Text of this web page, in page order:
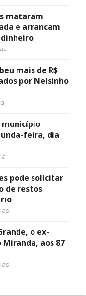
mataram
e arrancam
dinheiro
mais de R$
por Nelsinho
município
feira, dia
pode solicitar
de restos
o ex-
aos 87